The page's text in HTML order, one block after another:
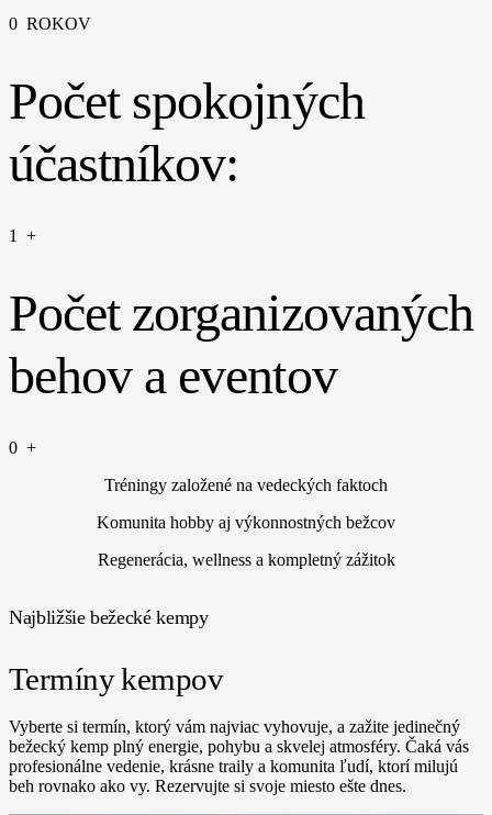
0 ROKOV
Počet spokojných
účastníkov:
1 +
Počet zorganizovaných
behov a eventov
0 +
Tréningy založené na vedeckých faktoch
Komunita hobby aj výkonnostných bežcov
Regenerácia, wellness a kompletný zážitok
Najbližšie bežecké kempy
Termíny kempov
Vyberte si termín, ktorý vám najviac vyhovuje, a zažite jedinečný
bežecký kemp plný energie, pohybu a skvelej atmosféry. Čaká vás
profesionálne vedenie, krásne traily a komunita ľudí, ktorí milujú
beh rovnako ako vy. Rezervujte si svoje miesto ešte dnes.